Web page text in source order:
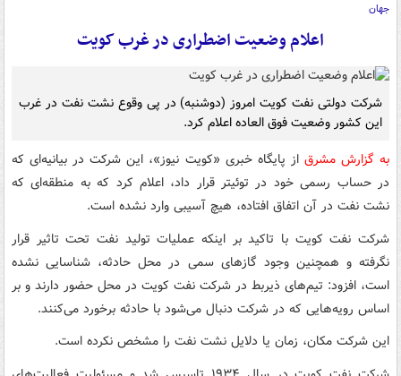
جهان
اعلام وضعیت اضطراری در غرب کویت
شرکت دولتی نفت کویت امروز (دوشنبه) در پی وقوع نشت نفت در غرب
این کشور وضعیت فوق العاده اعلام کرد.
به گزارش مشرق از پایگاه خبری «کویت نیوز»، این شرکت در بیانیه‌ای که
در حساب رسمی خود در توئیتر قرار داد، اعلام کرد که به منطقه‌ای که
نشت نفت در آن اتفاق افتاده، هیچ آسیبی وارد نشده است.
شرکت نفت کویت با تاکید بر اینکه عملیات تولید نفت تحت تاثیر قرار
نگرفته و همچنین وجود گازهای سمی در محل حادثه، شناسایی نشده
است، افزود: تیم‌های ذیربط در شرکت نفت کویت در محل حضور دارند و بر
اساس رویه‌هایی که در شرکت دنبال می‌شود با حادثه برخورد می‌کنند.
این شرکت مکان، زمان یا دلایل نشت نفت را مشخص نکرده است.